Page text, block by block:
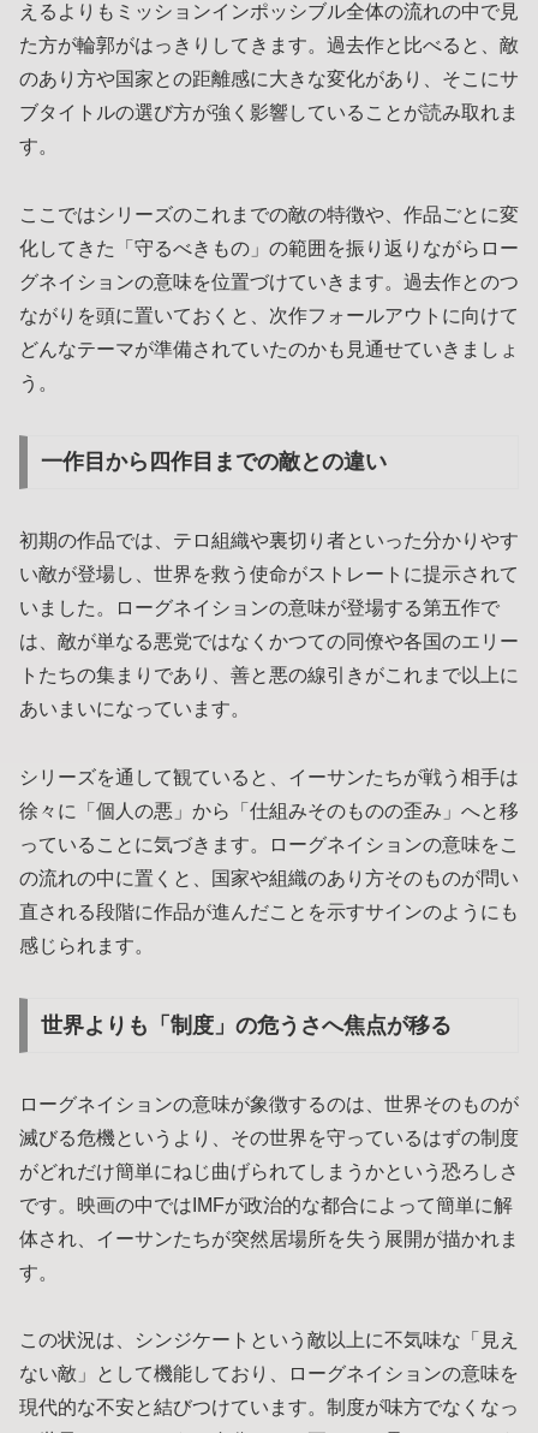
えるよりもミッションインポッシブル全体の流れの中で見
た方が輪郭がはっきりしてきます。過去作と比べると、敵
のあり方や国家との距離感に大きな変化があり、そこにサ
ブタイトルの選び方が強く影響していることが読み取れま
す。
ここではシリーズのこれまでの敵の特徴や、作品ごとに変
化してきた「守るべきもの」の範囲を振り返りながらロー
グネイションの意味を位置づけていきます。過去作とのつ
ながりを頭に置いておくと、次作フォールアウトに向けて
どんなテーマが準備されていたのかも見通せていきましょ
う。
一作目から四作目までの敵との違い
初期の作品では、テロ組織や裏切り者といった分かりやす
い敵が登場し、世界を救う使命がストレートに提示されて
いました。ローグネイションの意味が登場する第五作で
は、敵が単なる悪党ではなくかつての同僚や各国のエリー
トたちの集まりであり、善と悪の線引きがこれまで以上に
あいまいになっています。
シリーズを通して観ていると、イーサンたちが戦う相手は
徐々に「個人の悪」から「仕組みそのものの歪み」へと移
っていることに気づきます。ローグネイションの意味をこ
の流れの中に置くと、国家や組織のあり方そのものが問い
直される段階に作品が進んだことを示すサインのようにも
感じられます。
世界よりも「制度」の危うさへ焦点が移る
ローグネイションの意味が象徴するのは、世界そのものが
滅びる危機というより、その世界を守っているはずの制度
がどれだけ簡単にねじ曲げられてしまうかという恐ろしさ
です。映画の中ではIMFが政治的な都合によって簡単に解
体され、イーサンたちが突然居場所を失う展開が描かれま
す。
この状況は、シンジケートという敵以上に不気味な「見え
ない敵」として機能しており、ローグネイションの意味を
現代的な不安と結びつけています。制度が味方でなくなっ